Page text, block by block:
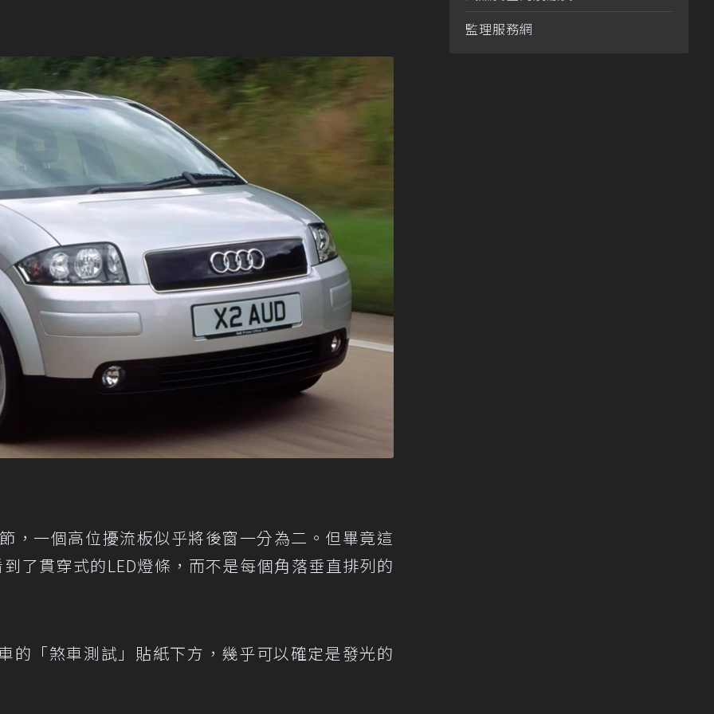
，一個高位擾流板似乎將後窗一分為二。但畢竟這
了貫穿式的LED燈條，而不是每個角落垂直排列的
的「煞車測試」貼紙下方，幾乎可以確定是發光的
監理服務網